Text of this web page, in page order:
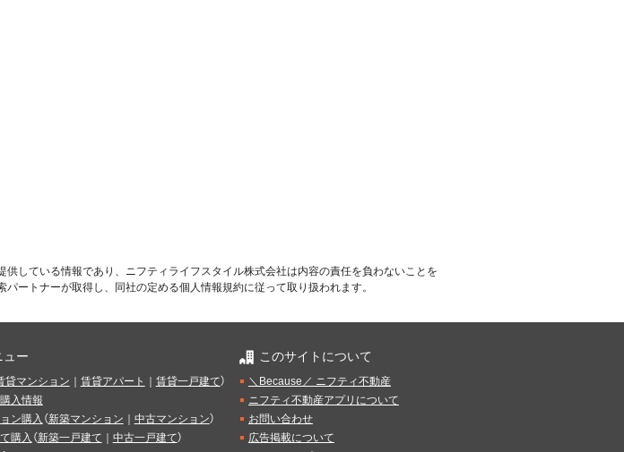
している情報であり、ニフティライフスタイル株式会社は内容の責任を負わないことを
ートナーが取得し、同社の定める個人情報規約に従って取り扱われます。
ュー
貸マンション 賃貸アパート 賃貸一戸建て）
入情報
ン購入 （新築マンション 中古マンション）
購入 （新築一戸建て 中古一戸建て）
このサイトについて
＼Because／ ニフティ不動産
ニフティ不動産アプリについて
お問い合わせ
広告掲載について